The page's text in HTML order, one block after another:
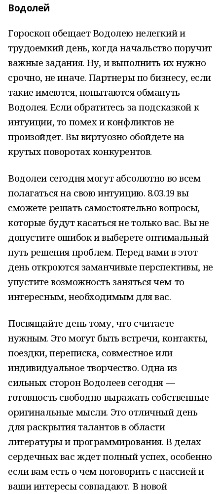
Водолей
Гороскоп обещает Водолею нелегкий и
трудоемкий день, когда начальство поручит
важные задания. Ну, и выполнить их нужно
срочно, не иначе. Партнеры по бизнесу, если
такие имеются, попытаются обмануть
Водолея. Если обратитесь за подсказкой к
интуиции, то помех и конфликтов не
произойдет. Вы виртуозно обойдете на
крутых поворотах конкурентов.
Водолеи сегодня могут абсолютно во всем
полагаться на свою интуицию. 8.03.19 вы
сможете решать самостоятельно вопросы,
которые будут касаться не только вас. Вы не
допустите ошибок и выберете оптимальный
путь решения проблем. Перед вами в этот
день откроются заманчивые перспективы, не
упустите возможность заняться чем-то
интересным, необходимым для вас.
Посвящайте день тому, что считаете
нужным. Это могут быть встречи, контакты,
поездки, переписка, совместное или
индивидуальное творчество. Одна из
сильных сторон Водолеев сегодня —
готовность свободно выражать собственные
оригинальные мысли. Это отличный день
для раскрытия талантов в области
литературы и программирования. В делах
сердечных вас ждет полный успех, особенно
если вам есть о чем поговорить с пассией и
ваши интересы совпадают. В новой